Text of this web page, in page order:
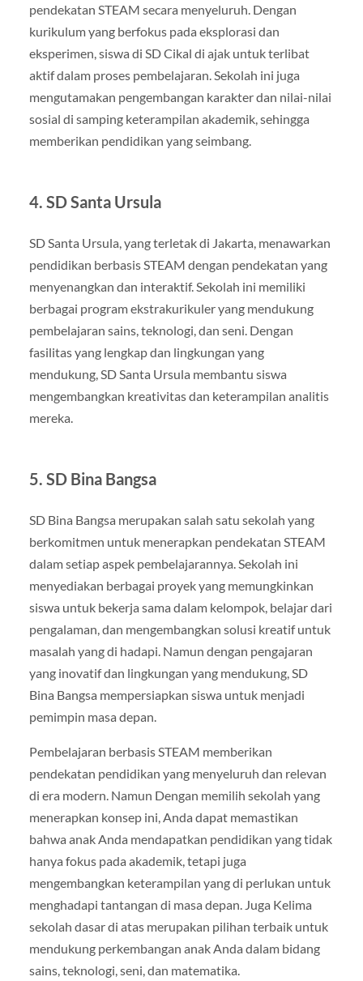
pendekatan STEAM secara menyeluruh. Dengan
kurikulum yang berfokus pada eksplorasi dan
eksperimen, siswa di SD Cikal di ajak untuk terlibat
aktif dalam proses pembelajaran. Sekolah ini juga
mengutamakan pengembangan karakter dan nilai-nilai
sosial di samping keterampilan akademik, sehingga
memberikan pendidikan yang seimbang.
4. SD Santa Ursula
SD Santa Ursula, yang terletak di Jakarta, menawarkan
pendidikan berbasis STEAM dengan pendekatan yang
menyenangkan dan interaktif. Sekolah ini memiliki
berbagai program ekstrakurikuler yang mendukung
pembelajaran sains, teknologi, dan seni. Dengan
fasilitas yang lengkap dan lingkungan yang
mendukung, SD Santa Ursula membantu siswa
mengembangkan kreativitas dan keterampilan analitis
mereka.
5. SD Bina Bangsa
SD Bina Bangsa merupakan salah satu sekolah yang
berkomitmen untuk menerapkan pendekatan STEAM
dalam setiap aspek pembelajarannya. Sekolah ini
menyediakan berbagai proyek yang memungkinkan
siswa untuk bekerja sama dalam kelompok, belajar dari
pengalaman, dan mengembangkan solusi kreatif untuk
masalah yang di hadapi. Namun dengan pengajaran
yang inovatif dan lingkungan yang mendukung, SD
Bina Bangsa mempersiapkan siswa untuk menjadi
pemimpin masa depan.
Pembelajaran berbasis STEAM memberikan
pendekatan pendidikan yang menyeluruh dan relevan
di era modern. Namun Dengan memilih sekolah yang
menerapkan konsep ini, Anda dapat memastikan
bahwa anak Anda mendapatkan pendidikan yang tidak
hanya fokus pada akademik, tetapi juga
mengembangkan keterampilan yang di perlukan untuk
menghadapi tantangan di masa depan. Juga Kelima
sekolah dasar di atas merupakan pilihan terbaik untuk
mendukung perkembangan anak Anda dalam bidang
sains, teknologi, seni, dan matematika.